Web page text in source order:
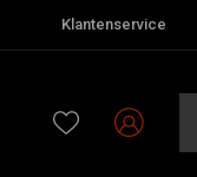
Klantenservice